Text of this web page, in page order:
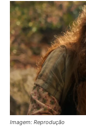
Imagem: Reprodução